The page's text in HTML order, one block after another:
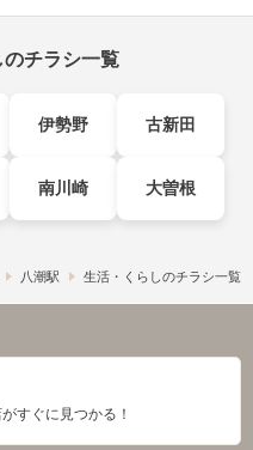
チラシ一覧
伊勢野 古新田
南川崎 大曽根
八潮駅 生活・くらしのチラシ一覧
すぐに見つかる！